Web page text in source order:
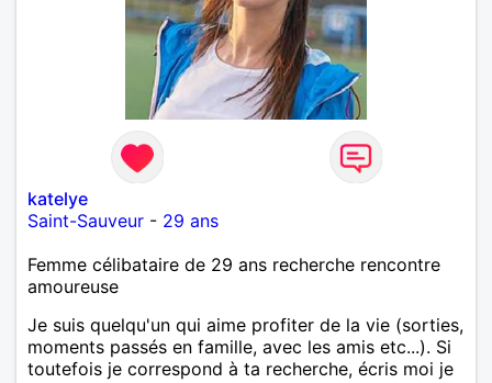
katelye
Saint-Sauveur - 29 ans
Femme célibataire de 29 ans recherche rencontre
amoureuse
Je suis quelqu'un qui aime profiter de la vie (sorties,
moments passés en famille, avec les amis etc...). Si
toutefois je correspond à ta recherche, écris moi je